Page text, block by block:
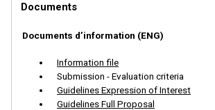
Documents
Documents d’information (ENG)
Information file
Submission - Evaluation criteria
Guidelines Expression of Interest
Guidelines Full Proposal